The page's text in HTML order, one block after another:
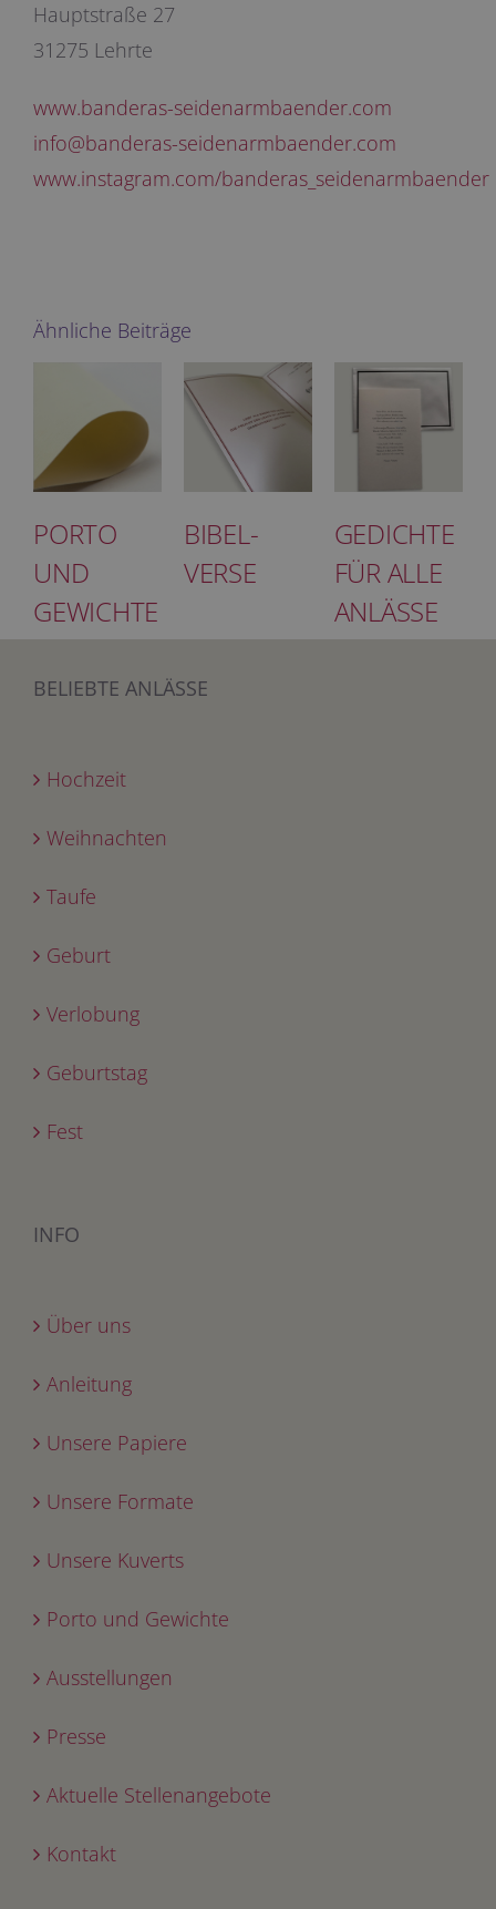
Hauptstraße 27
31275 Lehrte
www.banderas-seidenarmbaender.com
info@banderas-seidenarmbaender.com
www.instagram.com/banderas_seidenarmbaender
Ähnliche Beiträge
PORTO
UND
GEWICHTE
BIBEL-
VERSE
GEDICHTE
FÜR ALLE
ANLÄSSE
BELIEBTE ANLÄSSE
Hochzeit
Weihnachten
Taufe
Geburt
Verlobung
Geburtstag
Fest
INFO
Über uns
Anleitung
Unsere Papiere
Unsere Formate
Unsere Kuverts
Porto und Gewichte
Ausstellungen
Presse
Aktuelle Stellenangebote
Kontakt